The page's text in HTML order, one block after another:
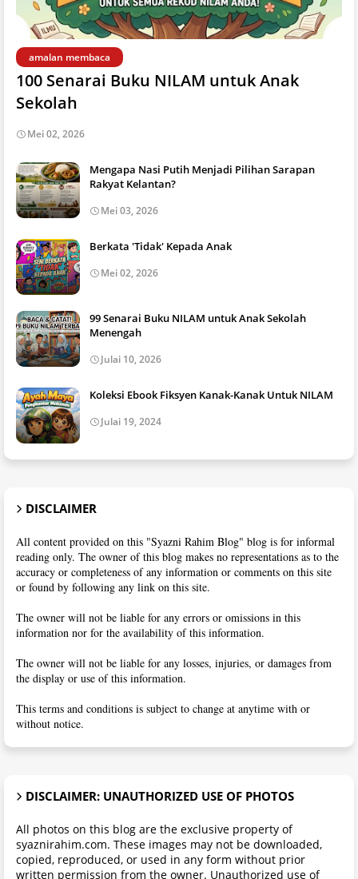
amalan membaca
100 Senarai Buku NILAM untuk Anak
Sekolah
Mei 02, 2026
Mengapa Nasi Putih Menjadi Pilihan Sarapan
Rakyat Kelantan?
Mei 03, 2026
Berkata 'Tidak' Kepada Anak
Mei 02, 2026
99 Senarai Buku NILAM untuk Anak Sekolah
Menengah
Julai 10, 2026
Koleksi Ebook Fiksyen Kanak-Kanak Untuk NILAM
Julai 19, 2024
DISCLAIMER
All content provided on this "Syazni Rahim Blog" blog is for informal
reading only. The owner of this blog makes no representations as to the
accuracy or completeness of any information or comments on this site
or found by following any link on this site.
The owner will not be liable for any errors or omissions in this
information nor for the availability of this information.
The owner will not be liable for any losses, injuries, or damages from
the display or use of this information.
This terms and conditions is subject to change at anytime with or
without notice.
DISCLAIMER: UNAUTHORIZED USE OF PHOTOS
All photos on this blog are the exclusive property of
syaznirahim.com. These images may not be downloaded,
copied, reproduced, or used in any form without prior
written permission from the owner. Unauthorized use of